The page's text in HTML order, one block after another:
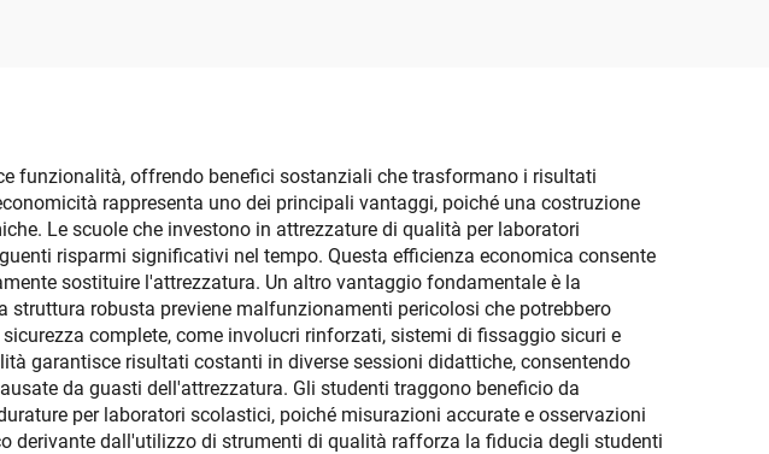
funzionalità, offrendo benefici sostanziali che trasformano i risultati
rappresenta uno dei principali vantaggi, poiché una costruzione
Le scuole che investono in attrezzature di qualità per laboratori
risparmi significativi nel tempo. Questa efficienza economica consente
sostituire l'attrezzatura. Un altro vantaggio fondamentale è la
robusta previene malfunzionamenti pericolosi che potrebbero
complete, come involucri rinforzati, sistemi di fissaggio sicuri e
garantisce risultati costanti in diverse sessioni didattiche, consentendo
da guasti dell'attrezzatura. Gli studenti traggono beneficio da
per laboratori scolastici, poiché misurazioni accurate e osservazioni
derivante dall'utilizzo di strumenti di qualità rafforza la fiducia degli studenti